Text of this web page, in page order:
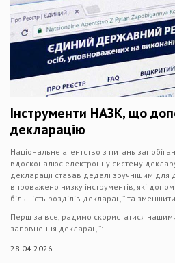
Інструменти НАЗК, що
декларацію
Національне агентство з питань
вдосконалює електронну систему
декларації ставав дедалі зручнішим для
впроважено низку інструментів, які
більшість розділів декларації та
Перш за все, радимо скористатися
заповнення декларації:
28.04.2026